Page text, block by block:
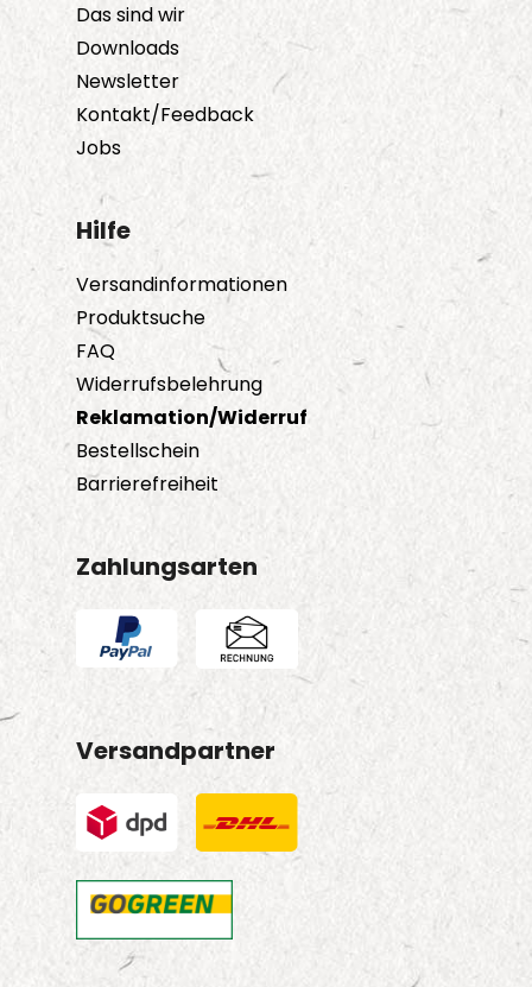
Das sind wir
Downloads
Newsletter
Kontakt/Feedback
Jobs
Hilfe
Versandinformationen
Produktsuche
FAQ
Widerrufsbelehrung
Reklamation/Widerruf
Bestellschein
Barrierefreiheit
Zahlungsarten
Versandpartner